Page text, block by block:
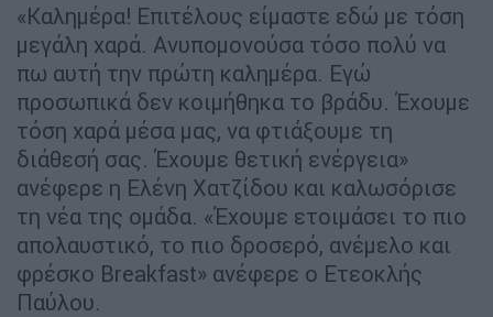
«Καλημέρα! Επιτέλους είμαστε εδώ με τόση
μεγάλη χαρά. Ανυπομονούσα τόσο πολύ να
πω αυτή την πρώτη καλημέρα. Εγώ
προσωπικά δεν κοιμήθηκα το βράδυ. Έχουμε
τόση χαρά μέσα μας, να φτιάξουμε τη
διάθεσή σας. Έχουμε θετική ενέργεια»
ανέφερε η Ελένη Χατζίδου και καλωσόρισε
τη νέα της ομάδα. «Έχουμε ετοιμάσει το πιο
απολαυστικό, το πιο δροσερό, ανέμελο και
φρέσκο Breakfast» ανέφερε ο Ετεοκλής
Παύλου.